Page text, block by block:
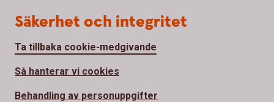
Säkerhet och integritet
Ta tillbaka cookie-medgivande
Så hanterar vi cookies
Behandling av personuppgifter